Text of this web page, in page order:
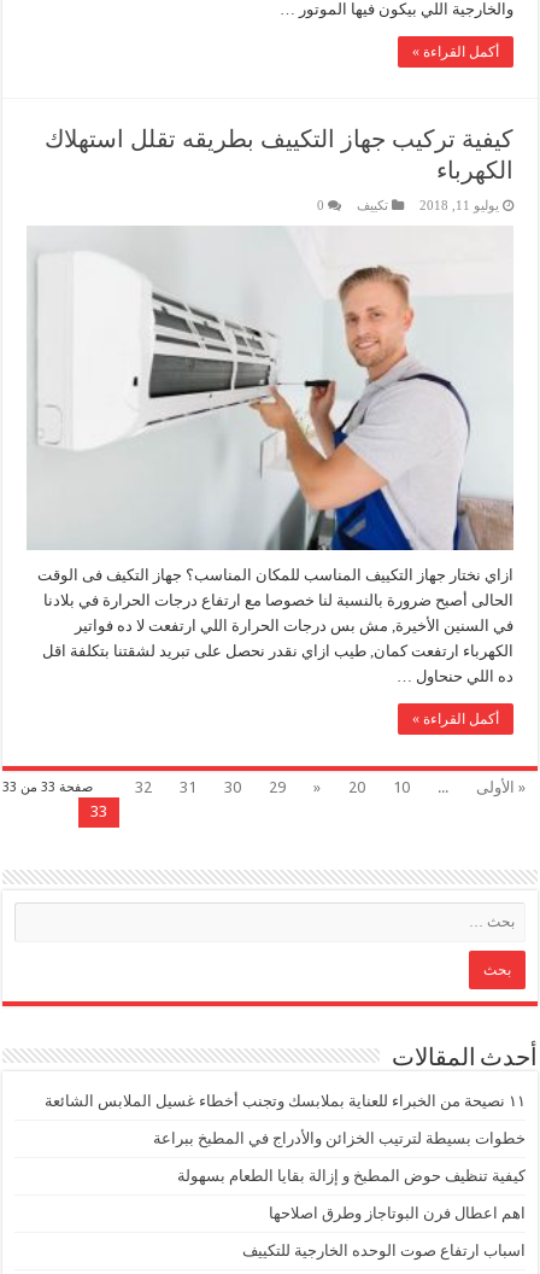
والخارجية اللي بيكون فيها الموتور …
أكمل القراءة »
كيفية تركيب جهاز التكييف بطريقه تقلل استهلاك
الكهرباء
يوليو 11, 2018 تكييف 0
ازاي نختار جهاز التكييف المناسب للمكان المناسب؟ جهاز التكيف فى الوقت
الحالى أصبح ضرورة بالنسبة لنا خصوصا مع ارتفاع درجات الحرارة في بلادنا
في السنين الأخيرة, مش بس درجات الحرارة اللي ارتفعت لا ده فواتير
الكهرباء ارتفعت كمان, طيب ازاي نقدر نحصل على تبريد لشقتنا بتكلفة اقل
ده اللي حنحاول …
أكمل القراءة »
صفحة 33 من 33 « الأولى ...
10
20
«
29
30
31
32
33
أحدث المقالات
١١ نصيحة من الخبراء للعناية بملابسك وتجنب أخطاء غسيل الملابس الشائعة
خطوات بسيطة لترتيب الخزائن والأدراج في المطبخ ببراعة
كيفية تنظيف حوض المطبخ و إزالة بقايا الطعام بسهولة
اهم اعطال فرن البوتاجاز وطرق اصلاحها
اسباب ارتفاع صوت الوحده الخارجية للتكييف